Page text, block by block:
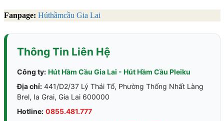
Fanpage: Húthầmcầu Gia Lai
Thông Tin Liên Hệ
Công ty: Hút Hầm Cầu Gia Lai - Hút Hầm Cầu Pleiku
Địa chỉ:441/D2/37 Lý Thái Tổ, Phường Thống Nhất Làng
Brel, Ia Grai, Gia Lai 600000
Hotline: 0855.481.777